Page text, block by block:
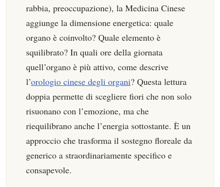
rabbia, preoccupazione), la Medicina Cinese
aggiunge la dimensione energetica: quale
organo è coinvolto? Quale elemento è
squilibrato? In quali ore della giornata
quell’organo è più attivo, come descrive
l’orologio cinese degli organi? Questa lettura
doppia permette di scegliere fiori che non solo
risuonano con l’emozione, ma che
riequilibrano anche l’energia sottostante. È un
approccio che trasforma il sostegno floreale da
generico a straordinariamente specifico e
consapevole.